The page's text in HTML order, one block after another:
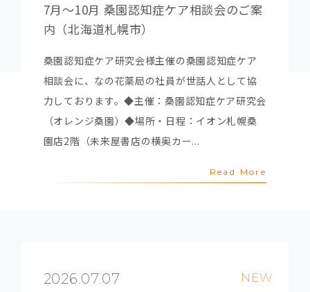
7月～10月 桑園認知症ケア相談会のご案
内（北海道札幌市）
桑園認知症ケア研究会様主催の桑園認知症ケア
相談会に、なの花薬局の社員が世話人として協
力しております。◆主催：桑園認知症ケア研究会
（オレンジ桑園）◆場所・日程：イオン札幌桑
園店2階（未来屋書店の横奥カー...
Read More
NEW
2026.07.07